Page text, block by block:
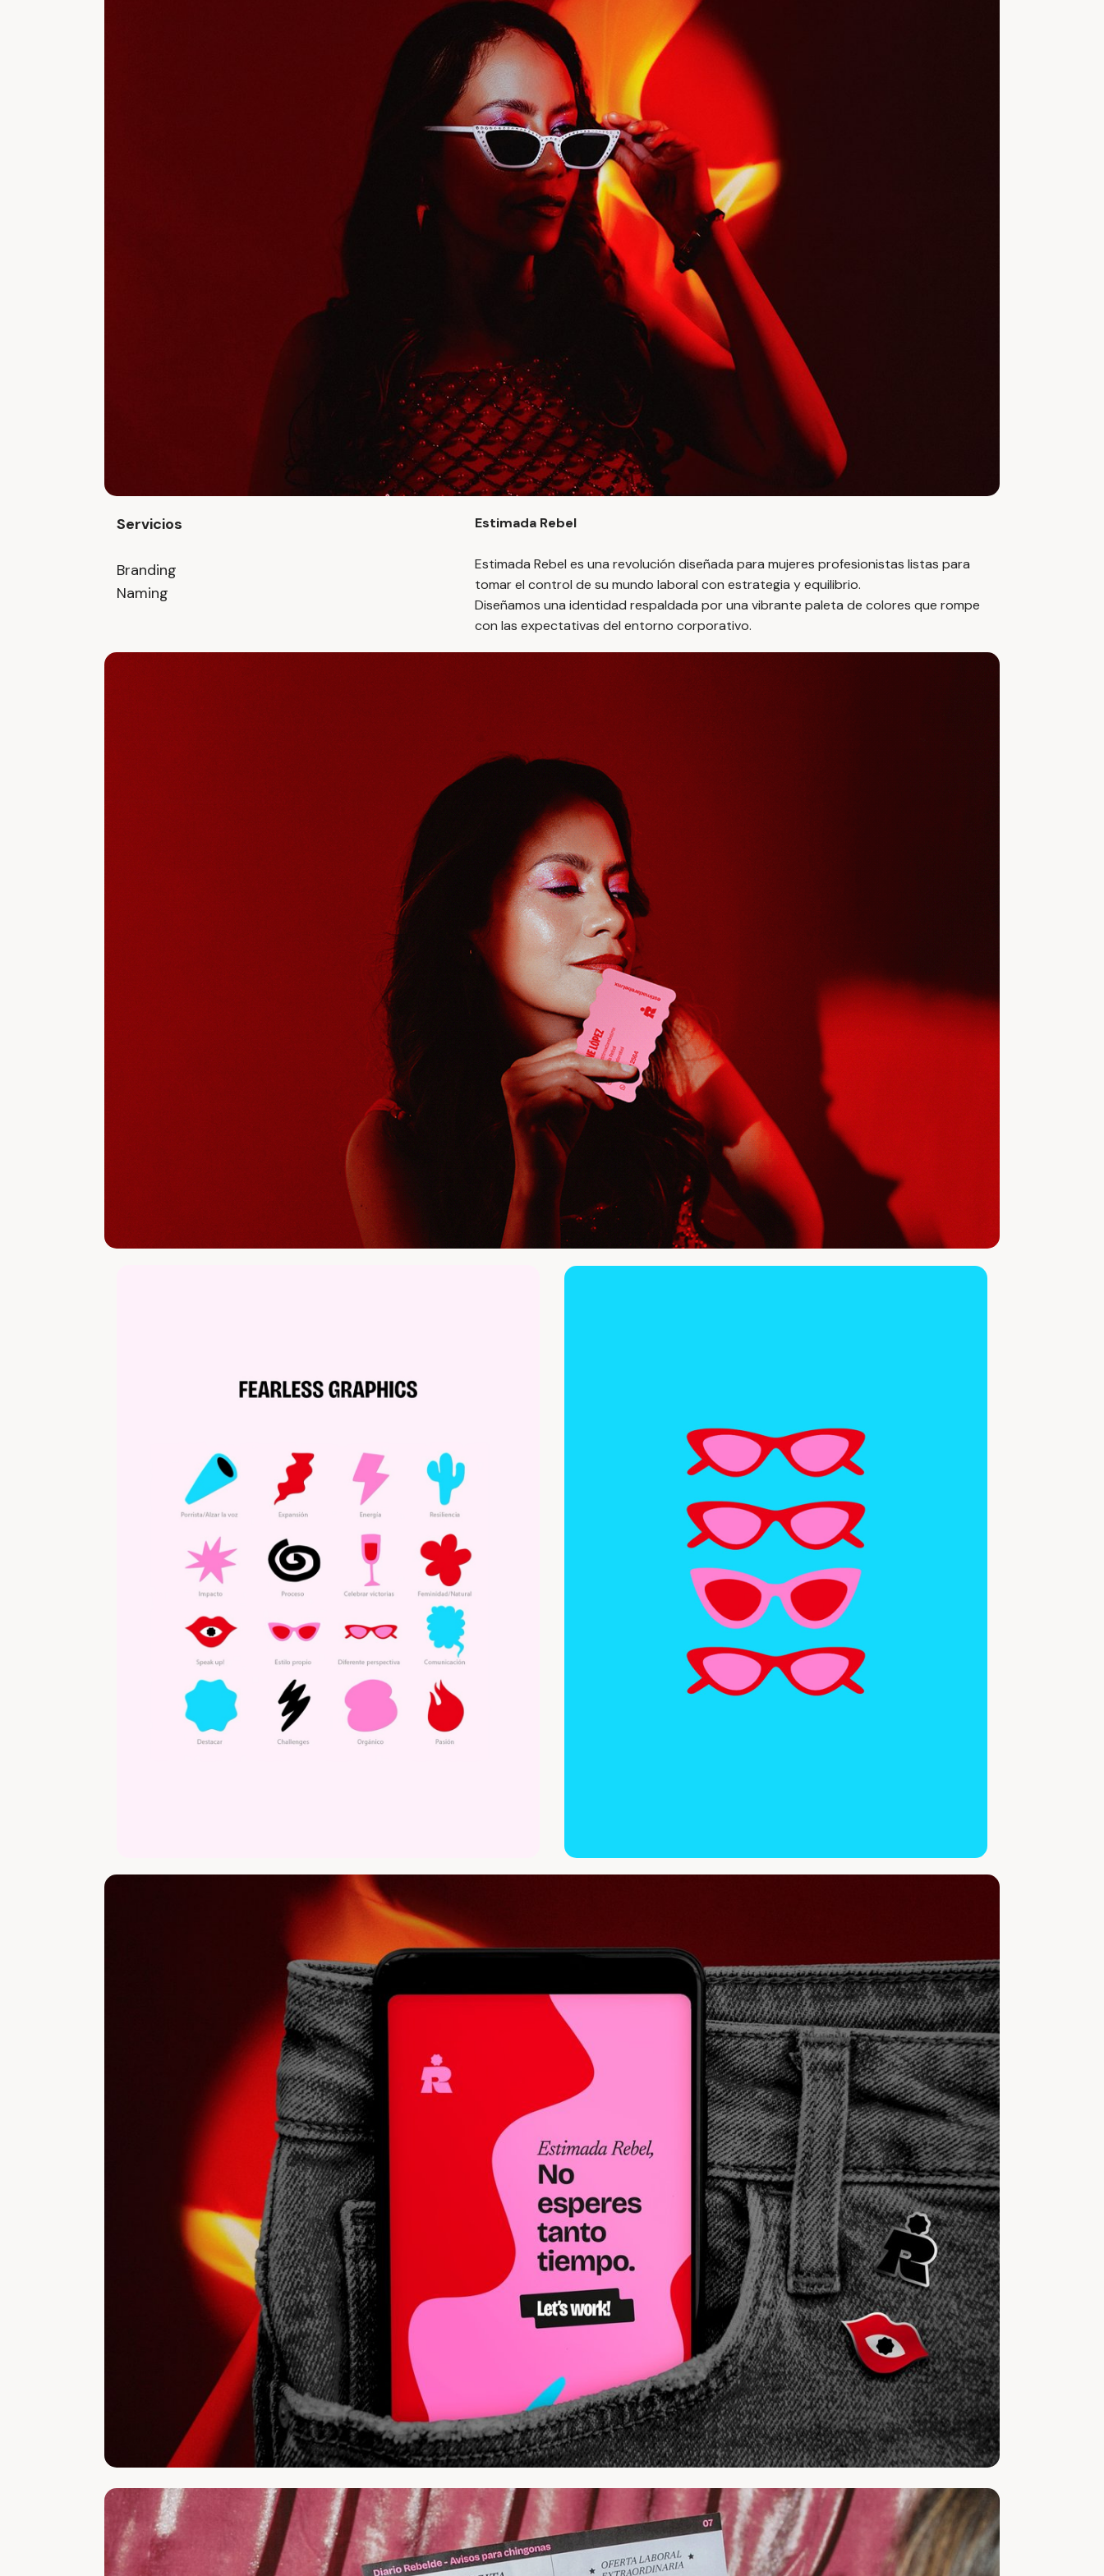
Servicios
Branding
Naming
Estimada Rebel
Estimada Rebel es una revolución diseñada para mujeres profesionistas listas para
tomar el control de su mundo laboral con estrategia y equilibrio.
Diseñamos una identidad respaldada por una vibrante paleta de colores que rompe
con las expectativas del entorno corporativo.